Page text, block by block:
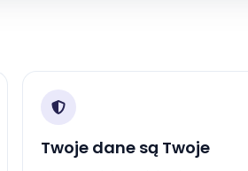
Twoje dane są Twoje